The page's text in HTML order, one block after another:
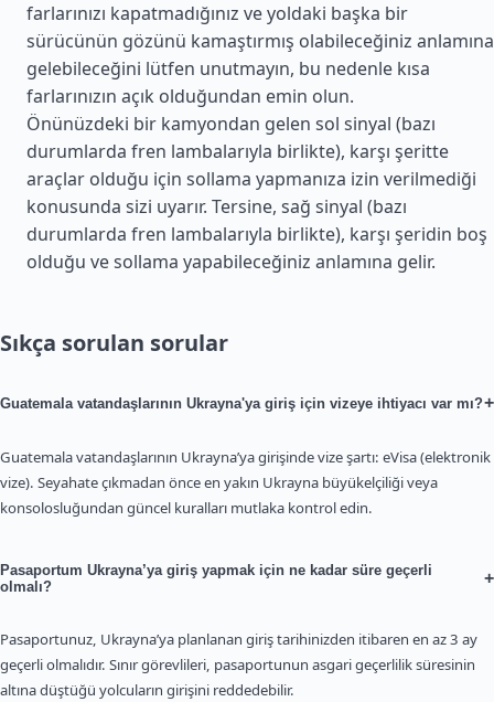
farlarınızı kapatmadığınız ve yoldaki başka bir
sürücünün gözünü kamaştırmış olabileceğiniz anlamına
gelebileceğini lütfen unutmayın, bu nedenle kısa
farlarınızın açık olduğundan emin olun.
Önünüzdeki bir kamyondan gelen sol sinyal (bazı
durumlarda fren lambalarıyla birlikte), karşı şeritte
araçlar olduğu için sollama yapmanıza izin verilmediği
konusunda sizi uyarır. Tersine, sağ sinyal (bazı
durumlarda fren lambalarıyla birlikte), karşı şeridin boş
olduğu ve sollama yapabileceğiniz anlamına gelir.
Sıkça sorulan sorular
Guatemala vatandaşlarının Ukrayna'ya giriş için vizeye ihtiyacı var mı?+
Guatemala vatandaşlarının Ukrayna’ya girişinde vize şartı: eVisa (elektronik
vize). Seyahate çıkmadan önce en yakın Ukrayna büyükelçiliği veya
konsolosluğundan güncel kuralları mutlaka kontrol edin.
Pasaportum Ukrayna’ya giriş yapmak için ne kadar süre geçerli
olmalı?
+
Pasaportunuz, Ukrayna’ya planlanan giriş tarihinizden itibaren en az 3 ay
geçerli olmalıdır. Sınır görevlileri, pasaportunun asgari geçerlilik süresinin
altına düştüğü yolcuların girişini reddedebilir.